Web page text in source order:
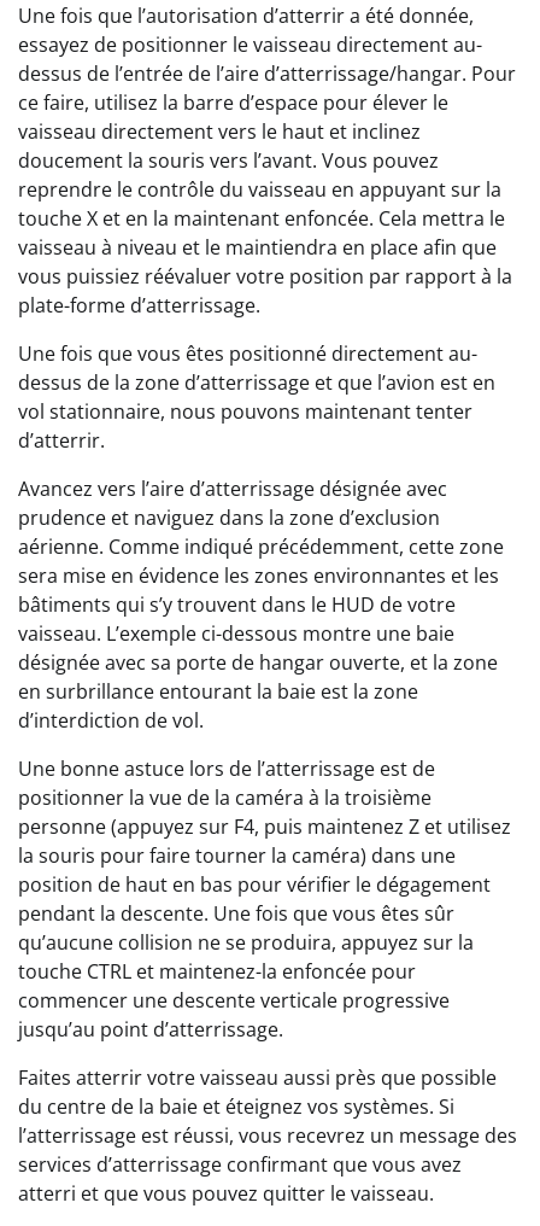
Une fois que l’autorisation d’atterrir a été donnée,
essayez de positionner le vaisseau directement au-
dessus de l’entrée de l’aire d’atterrissage/hangar. Pour
ce faire, utilisez la barre d’espace pour élever le
vaisseau directement vers le haut et inclinez
doucement la souris vers l’avant. Vous pouvez
reprendre le contrôle du vaisseau en appuyant sur la
touche X et en la maintenant enfoncée. Cela mettra le
vaisseau à niveau et le maintiendra en place afin que
vous puissiez réévaluer votre position par rapport à la
plate-forme d’atterrissage.
Une fois que vous êtes positionné directement au-
dessus de la zone d’atterrissage et que l’avion est en
vol stationnaire, nous pouvons maintenant tenter
d’atterrir.
Avancez vers l’aire d’atterrissage désignée avec
prudence et naviguez dans la zone d’exclusion
aérienne. Comme indiqué précédemment, cette zone
sera mise en évidence les zones environnantes et les
bâtiments qui s’y trouvent dans le HUD de votre
vaisseau. L’exemple ci-dessous montre une baie
désignée avec sa porte de hangar ouverte, et la zone
en surbrillance entourant la baie est la zone
d’interdiction de vol.
Une bonne astuce lors de l’atterrissage est de
positionner la vue de la caméra à la troisième
personne (appuyez sur F4, puis maintenez Z et utilisez
la souris pour faire tourner la caméra) dans une
position de haut en bas pour vérifier le dégagement
pendant la descente. Une fois que vous êtes sûr
qu’aucune collision ne se produira, appuyez sur la
touche CTRL et maintenez-la enfoncée pour
commencer une descente verticale progressive
jusqu’au point d’atterrissage.
Faites atterrir votre vaisseau aussi près que possible
du centre de la baie et éteignez vos systèmes. Si
l’atterrissage est réussi, vous recevrez un message des
services d’atterrissage confirmant que vous avez
atterri et que vous pouvez quitter le vaisseau.